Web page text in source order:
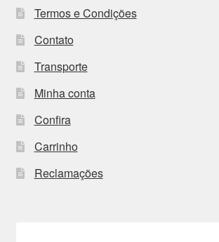
Termos e Condições
Contato
Transporte
Minha conta
Confira
Carrinho
Reclamações